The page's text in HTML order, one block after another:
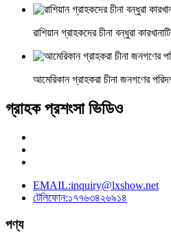
রাশিয়ান গ্রাহকদের চীনা বন্ধুরা
আমেরিকান গ্রাহকরা চীনা জনগণের
গ্রাহক প্রশংসা ভিডিও
EMAIL:inquiry@lxshow.net
টেলিফোন:১৭৭৬৩৪২৬৯১৪
পণ্য